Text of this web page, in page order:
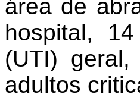
área de
hospital,
(UTI)
adultos